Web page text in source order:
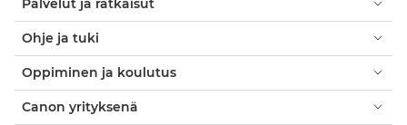
Ohje ja tuki
Oppiminen ja koulutus
Canon yrityksenä